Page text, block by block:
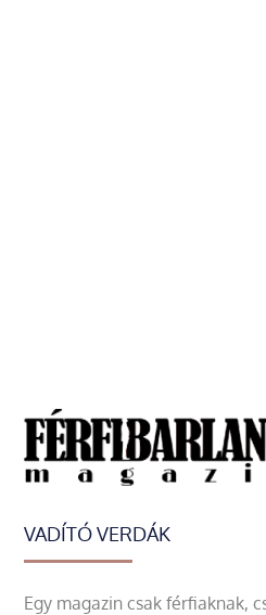
VADÍTÓ VERDÁK
Egy magazin csak férfiaknak,